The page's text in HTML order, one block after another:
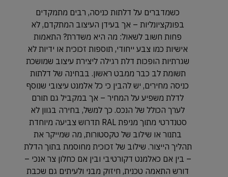
כשמדברים על דלתות כניסה, רבים מתמקדים
בפונקציונליות – אך בעידן העיצוב המתקדם, לא
פחות חשוב לשאול: מה היא משדרת? התאמות
אישיות כמו צבע ייחודי, תוספות זכוכית או ידיות לא
שגרתיות הופכות דלת רגילה ליצירת עיצוב שמושכת
תשומת לב כבר ממבט ראשון. בבחינה של דלתות
כניסה מחירים, יש להבין כי כל אלמנט עיצובי שנוסף
לדלת משפיע על המחיר – אך במקביל גם תורם
לערך הכולל של הנכס. כך למשל, בחירה בגוון לא
סטנדרטי מתוך מניפת RAL תדרוש צביעה מיוחדת
בתנור או שילוב של טקסטורות, מה שמייקר את
תהליך הייצור. שילוב של זכוכית מחוסמת בתוך הדלת
– בין אם כאלמנט דקורטיבי ובין אם כחלון צר אנכי –
דורש התאמה טכנית, חיזוק מבני ולעיתים גם שכבת